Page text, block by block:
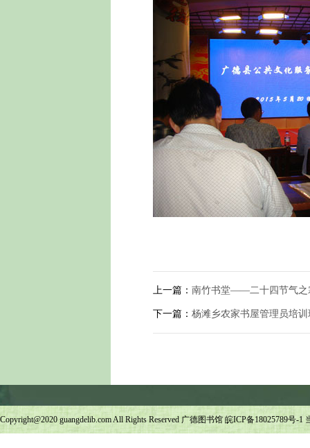
上一篇： 南竹书堂——二十四节气之
下一篇： 杨滩乡农家书屋管理员培训
Copyright@2020 guangdelib.com All Rights Reserved 广德图书馆 皖ICP备18025789号-1